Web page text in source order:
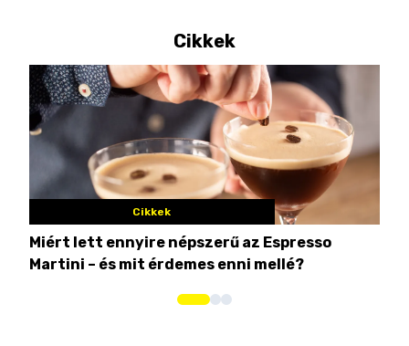
Cikkek
Cikkek
Miért lett ennyire népszerű az Espresso
Martini – és mit érdemes enni mellé?